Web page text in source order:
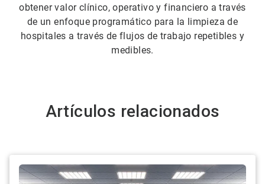
obtener valor clínico, operativo y financiero a través
de un enfoque programático para la limpieza de
hospitales a través de flujos de trabajo repetibles y
medibles.
Artículos relacionados